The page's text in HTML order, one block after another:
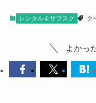
レンタル＆サブスク ク
よかっ